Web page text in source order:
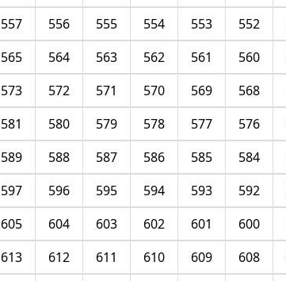
552
553
554
555
556
557
560
561
562
563
564
565
568
569
570
571
572
573
576
577
578
579
580
581
584
585
586
587
588
589
592
593
594
595
596
597
600
601
602
603
604
605
608
609
610
611
612
613